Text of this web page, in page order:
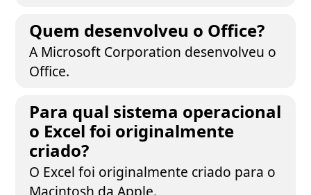
Quem desenvolveu o Office?
A Microsoft Corporation desenvolveu o
Office.
Para qual sistema operacional
o Excel foi originalmente
criado?
O Excel foi originalmente criado para o
Macintosh da Apple.